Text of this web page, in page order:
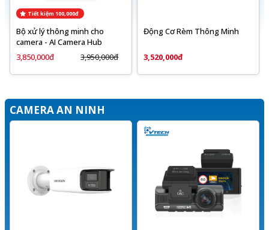
Tiết kiệm 100,000đ
Bộ xử lý thông minh cho
camera - AI Camera Hub
3,850,000đ
3,950,000đ
Động Cơ Rèm Thông Minh
3,520,000đ
CAMERA AN NINH